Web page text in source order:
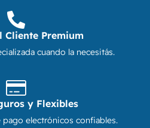
Cliente Premium
cuando la necesitás.
y Flexibles
electrónicos confiables.